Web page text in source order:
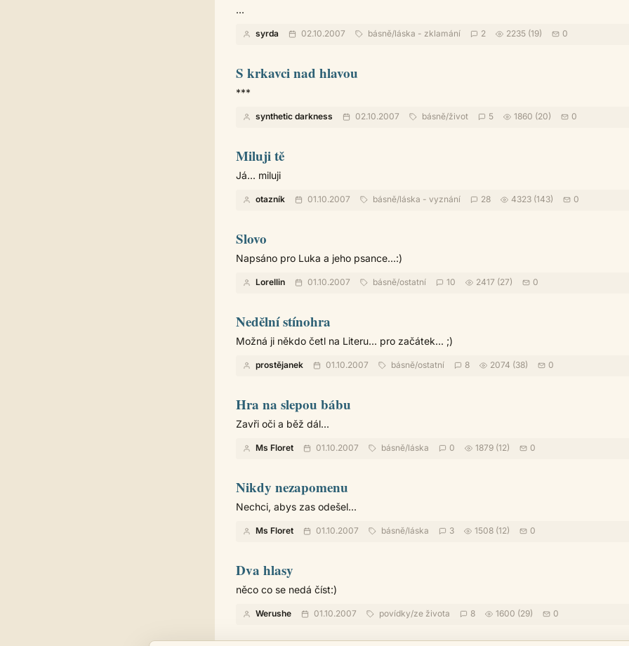
...
syrda 02.10.2007 básně/láska - zklamání 2 2235 (19) 0
S krkavci nad hlavou
***
synthetic darkness 02.10.2007 básně/život 5 1860 (20) 0
Miluji tě
Já... miluji
otazník 01.10.2007 básně/láska - vyznání 28 4323 (143) 0
Slovo
Napsáno pro Luka a jeho psance...:)
Lorellin 01.10.2007 básně/ostatní 10 2417 (27) 0
Nedělní stínohra
Možná ji někdo četl na Literu... pro začátek... ;)
prostějanek 01.10.2007 básně/ostatní 8 2074 (38) 0
Hra na slepou bábu
Zavři oči a běž dál...
Ms Floret 01.10.2007 básně/láska 0 1879 (12) 0
Nikdy nezapomenu
Nechci, abys zas odešel...
Ms Floret 01.10.2007 básně/láska 3 1508 (12) 0
Dva hlasy
něco co se nedá číst:)
Werushe 01.10.2007 povídky/ze života 8 1600 (29) 0